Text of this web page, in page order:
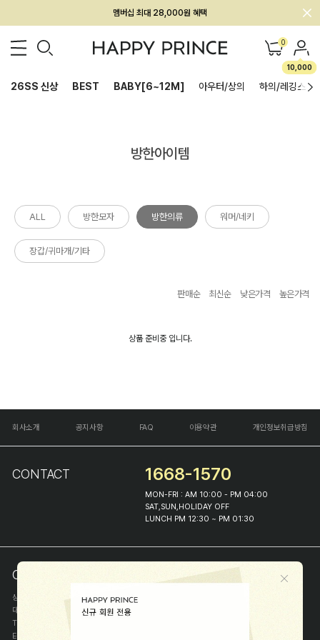
멤버십 최대 28,000원 혜택
0
10,000
26SS 신상 BEST BABY[6~12M] 아우터/상의 하의/레깅스
방한아이템
ALL 방한모자 방한의류 워머/네키
장갑/귀마개/기타
판매순 최신순 낮은가격 높은가격
상품 준비중 입니다.
회사소개 공지사항 FAQ 이용약관 개인정보취급방침
CONTACT 1668-1570
MON-FRI : AM 10:00 - PM 04:00
SAT,SUN,HOLIDAY OFF
LUNCH PM 12:30 ~ PM 01:30
COMPANY INFO
상호
(주)해피프린스
대표
이화진
TEL
E-MAIL